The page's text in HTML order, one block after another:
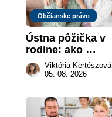
Občianske právo
Ústna pôžička v
rodine: ako
vymôcť peniaze,
keď na papieri nie
Viktória Kertészová
05. 08. 2026